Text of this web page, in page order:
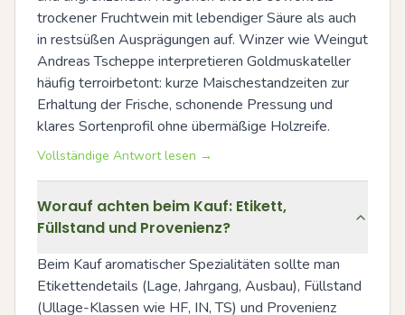
trockener Fruchtwein mit lebendiger Säure als auch
in restsüßen Ausprägungen auf. Winzer wie Weingut
Andreas Tscheppe interpretieren Goldmuskateller
häufig terroirbetont: kurze Maischestandzeiten zur
Erhaltung der Frische, schonende Pressung und
klares Sortenprofil ohne übermäßige Holzreife.
Vollständige Antwort lesen →
Worauf achten beim Kauf: Etikett,
Füllstand und Provenienz?
Beim Kauf aromatischer Spezialitäten sollte man
Etikettendetails (Lage, Jahrgang, Ausbau), Füllstand
(Ullage-Klassen wie HF, IN, TS) und Provenienz